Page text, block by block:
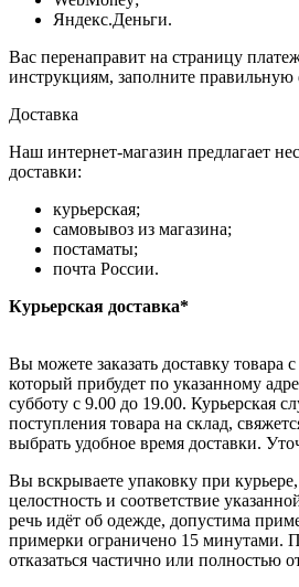
Яндекс.Деньги.
Вас перенаправит на страницу
инструкциям, заполните правильную
Доставка
Наш интернет-магазин предлагает
доставки:
курьерская;
самовывоз из магазина;
постаматы;
почта России.
Курьерская доставка*
Вы можете заказать доставку товара
который прибудет по указанному
субботу с 9.00 до 19.00. Курьерская
поступления товара на склад,
выбрать удобное время доставки.
Вы вскрываете упаковку при
целостность и соответствие
речь идёт об одежде, допустима
примерки ограничено 15 минутами.
отказаться частично или полностью